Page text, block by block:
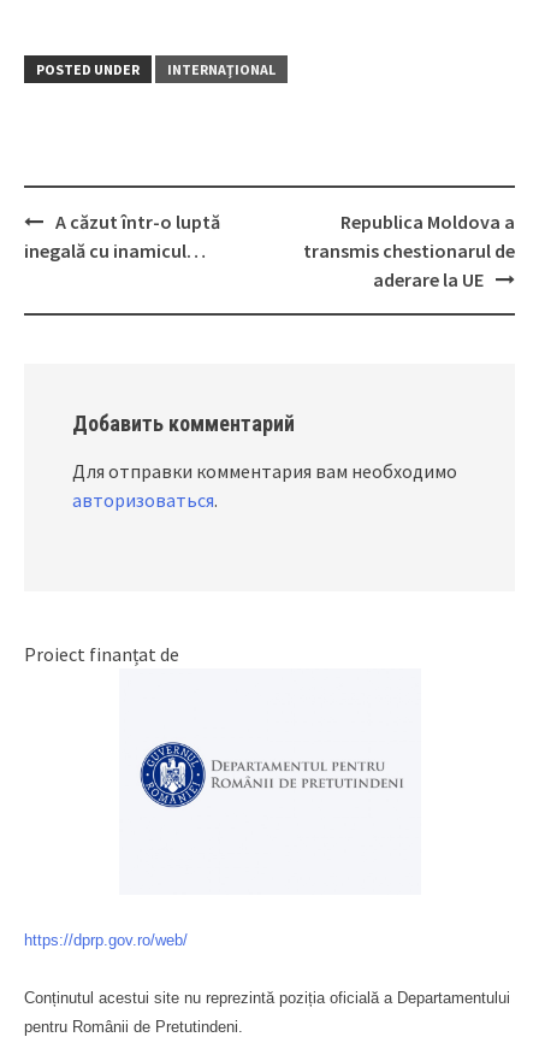
POSTED UNDER INTERNAŢIONAL
Post
A căzut într-o luptă
inegală cu inamicul…
Republica Moldova a
transmis chestionarul de
aderare la UE
Добавить комментарий
Для отправки комментария вам необходимо
авторизоваться.
Proiect finanțat de
https://dprp.gov.ro/web/
Conținutul acestui site nu reprezintă poziția oficială a Departamentului
pentru Românii de Pretutindeni.